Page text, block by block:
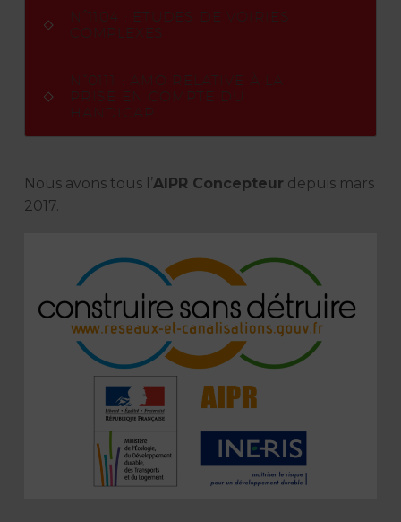
N°1104 : ETUDES DE VOIRIES
COMPLEXES
N°0111 : AMO RELATIVE À LA
PRISE EN COMPTE DU
HANDICAP
Nous avons tous l’AIPR Concepteur depuis mars
2017.